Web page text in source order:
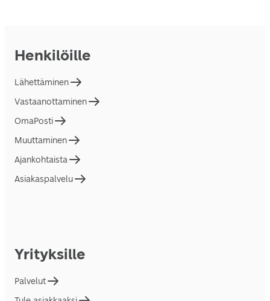
Henkilöille
Lähettäminen
Vastaanottaminen
OmaPosti
Muuttaminen
Ajankohtaista
Asiakaspalvelu
Yrityksille
Palvelut